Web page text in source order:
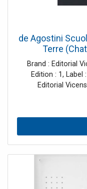
de Agostini
Terre
Brand : Editorial
Edition : 1, Label
Editorial
authors : de